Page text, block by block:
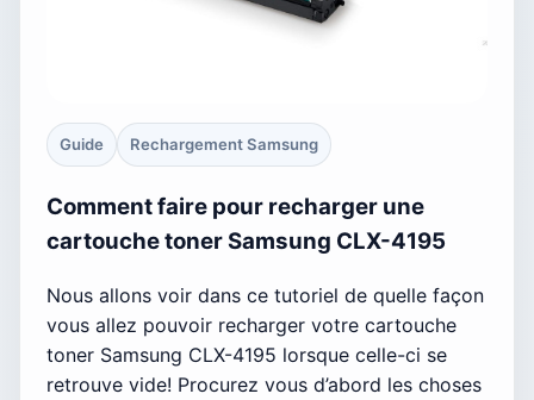
Guide Rechargement Samsung
Comment faire pour recharger une
cartouche toner Samsung CLX-4195
Nous allons voir dans ce tutoriel de quelle façon
vous allez pouvoir recharger votre cartouche
toner Samsung CLX-4195 lorsque celle-ci se
retrouve vide! Procurez vous d’abord les choses